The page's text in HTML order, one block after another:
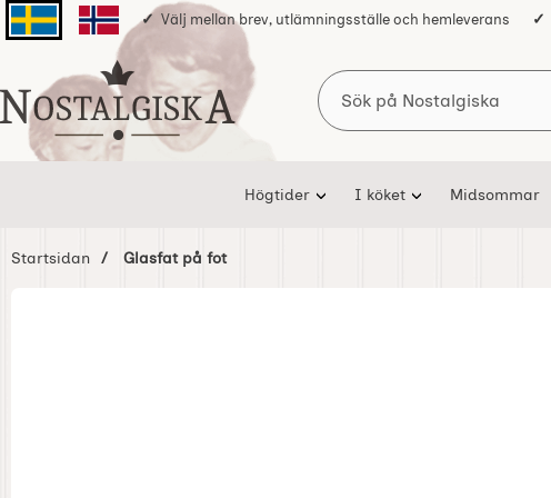
Svenska sidanNorska sidan
Välj mellan brev, utlämningsställe och hemleverans
Startsidan för Nostalgiska
Sök
Högtider I köket Midsommar
Startsidan Glasfat på fot